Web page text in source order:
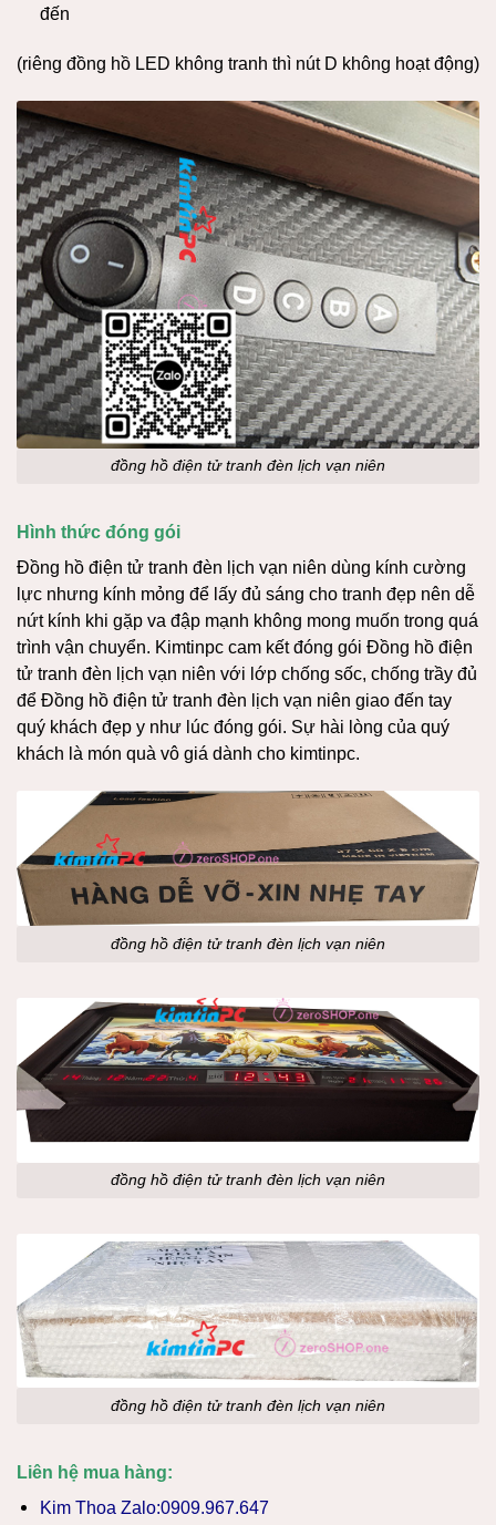
đến
(riêng đồng hồ LED không tranh thì nút D không hoạt động)
đồng hồ điện tử tranh đèn lịch vạn niên
Hình thức đóng gói
Đồng hồ điện tử tranh đèn lịch vạn niên dùng kính cường
lực nhưng kính mỏng để lấy đủ sáng cho tranh đẹp nên dễ
nứt kính khi gặp va đập mạnh không mong muốn trong quá
trình vận chuyển. Kimtinpc cam kết đóng gói Đồng hồ điện
tử tranh đèn lịch vạn niên với lớp chống sốc, chống trầy đủ
để Đồng hồ điện tử tranh đèn lịch vạn niên giao đến tay
quý khách đẹp y như lúc đóng gói. Sự hài lòng của quý
khách là món quà vô giá dành cho kimtinpc.
đồng hồ điện tử tranh đèn lịch vạn niên
đồng hồ điện tử tranh đèn lịch vạn niên
đồng hồ điện tử tranh đèn lịch vạn niên
Liên hệ mua hàng:
Kim Thoa Zalo:0909.967.647